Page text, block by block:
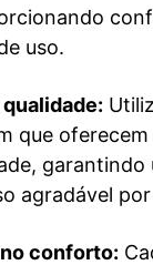
uso.
que
garantindo
agradável
conforto: